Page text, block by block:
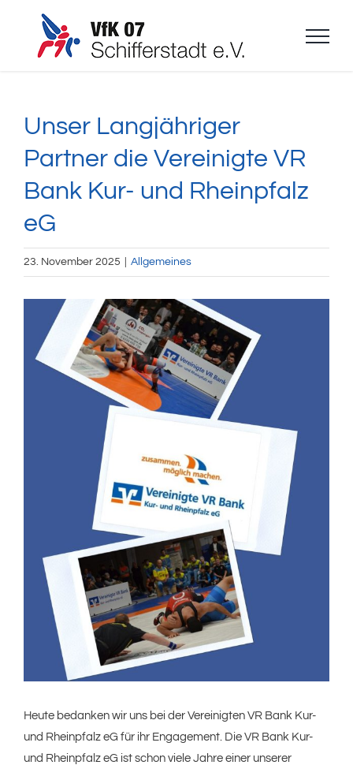
springen
Unser Langjähriger
Partner die Vereinigte VR
Bank Kur- und Rheinpfalz
eG
23. November 2025 Allgemeines
grösseres
Bild
Heute bedanken wir uns bei der Vereinigten VR Bank Kur-
und Rheinpfalz eG für ihr Engagement. Die VR Bank Kur-
und Rheinpfalz eG ist schon viele Jahre einer unserer